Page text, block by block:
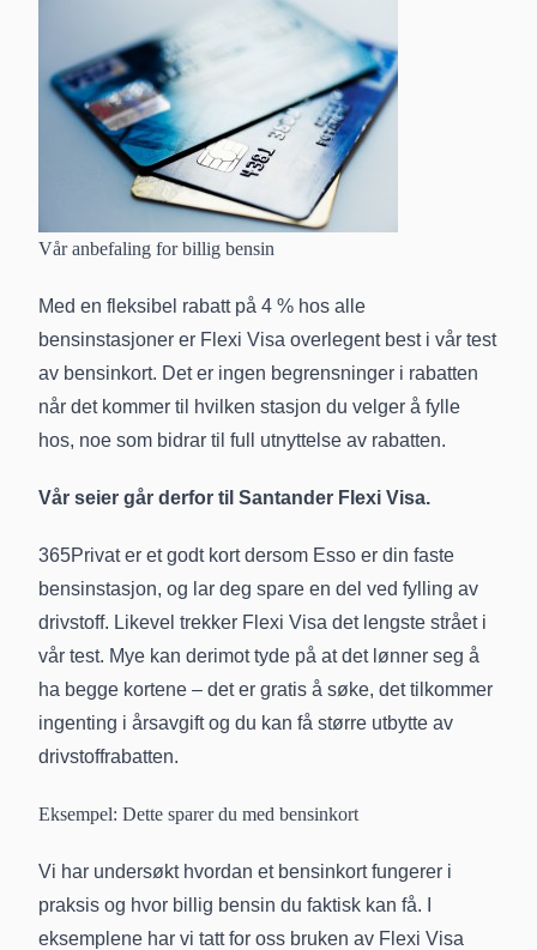
Vår anbefaling for billig bensin
Med en fleksibel rabatt på 4 % hos alle
bensinstasjoner er Flexi Visa overlegent best i vår test
av bensinkort. Det er ingen begrensninger i rabatten
når det kommer til hvilken stasjon du velger å fylle
hos, noe som bidrar til full utnyttelse av rabatten.
Vår seier går derfor til Santander Flexi Visa.
365Privat er et godt kort dersom Esso er din faste
bensinstasjon, og lar deg spare en del ved fylling av
drivstoff. Likevel trekker Flexi Visa det lengste strået i
vår test. Mye kan derimot tyde på at det lønner seg å
ha begge kortene – det er gratis å søke, det tilkommer
ingenting i årsavgift og du kan få større utbytte av
drivstoffrabatten.
Eksempel: Dette sparer du med bensinkort
Vi har undersøkt hvordan et bensinkort fungerer i
praksis og hvor billig bensin du faktisk kan få. I
eksemplene har vi tatt for oss bruken av Flexi Visa